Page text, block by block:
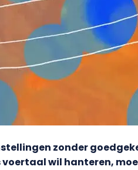
zonder
voertaal wil hanteren,